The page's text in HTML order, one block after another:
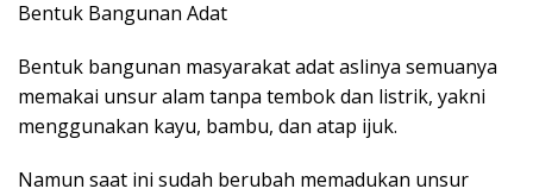
Bentuk Bangunan Adat
Bentuk bangunan masyarakat adat aslinya semuanya
memakai unsur alam tanpa tembok dan listrik, yakni
menggunakan kayu, bambu, dan atap ijuk.
Namun saat ini sudah berubah memadukan unsur